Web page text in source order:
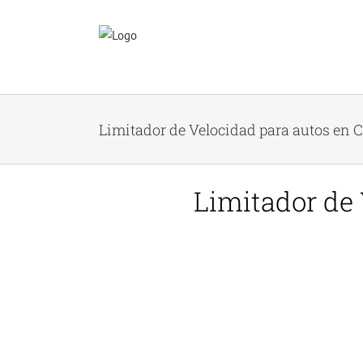
Limitador de Velocidad para autos en
Limitador de